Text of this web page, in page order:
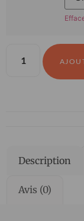
Description
Avis (0)